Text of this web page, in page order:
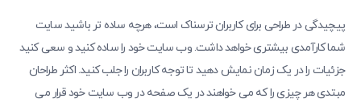
پیچیدگی در طراحی برای کاربران ترسناک است، هرچه ساده تر باشید سایت
شما کارآمدی بیشتری خواهد داشت. وب سایت خود را ساده کنید و سعی کنید
جزئیات را در یک زمان نمایش دهید تا توجه کاربران را جلب کنید. اکثر طراحان
مبتدی هر چیزی را که می خواهند در یک صفحه در وب سایت خود قرار می